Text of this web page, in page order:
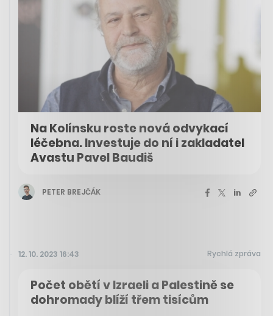
Na Kolínsku roste nová odvykací
léčebna. Investuje do ní i zakladatel
Avastu Pavel Baudiš
PETER BREJČÁK
12. 10. 2023 16:43 Rychlá zpráva
Počet obětí v Izraeli a Palestině se
dohromady blíží třem tisícům